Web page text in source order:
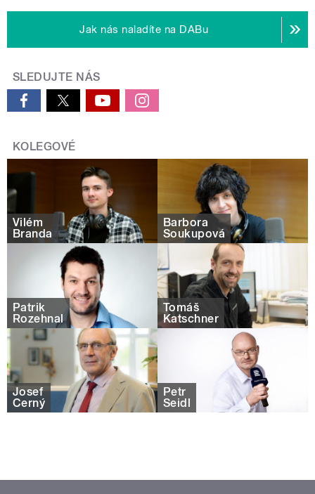
Jak nás naladíte na DABu
SLEDUJTE NÁS
KOLEGOVÉ
Vilém
Branda
Barbora
Soukupová
Patrik
Rozehnal
Tomáš
Katschner
Josef
Černý
Petr
Seidl